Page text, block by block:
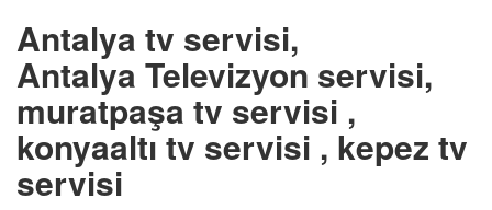
Antalya tv servisi,
Antalya Televizyon servisi,
muratpaşa tv servisi ,
konyaaltı tv servisi , kepez tv
servisi